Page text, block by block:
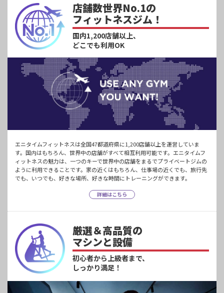
店舗数世界No.1の
フィットネスジム！
国内1,200店舗以上、
どこでも利用OK
エニタイムフィットネスは全国47都道府県に1,200店舗以上を運営していま
す。国内はもちろん、世界中の店舗がすべて相互利用可能です。エニタイムフ
ィットネスの魅力は、一つのキーで世界中の店舗をまるでプライベートジムの
ように利用できることです。家の近くはもちろん、仕事場の近くでも、旅行先
でも、いつでも、好きな場所、好きな時間にトレーニングができます。
詳細はこちら
厳選＆高品質の
マシンと設備
初心者から上級者まで、
しっかり満足！